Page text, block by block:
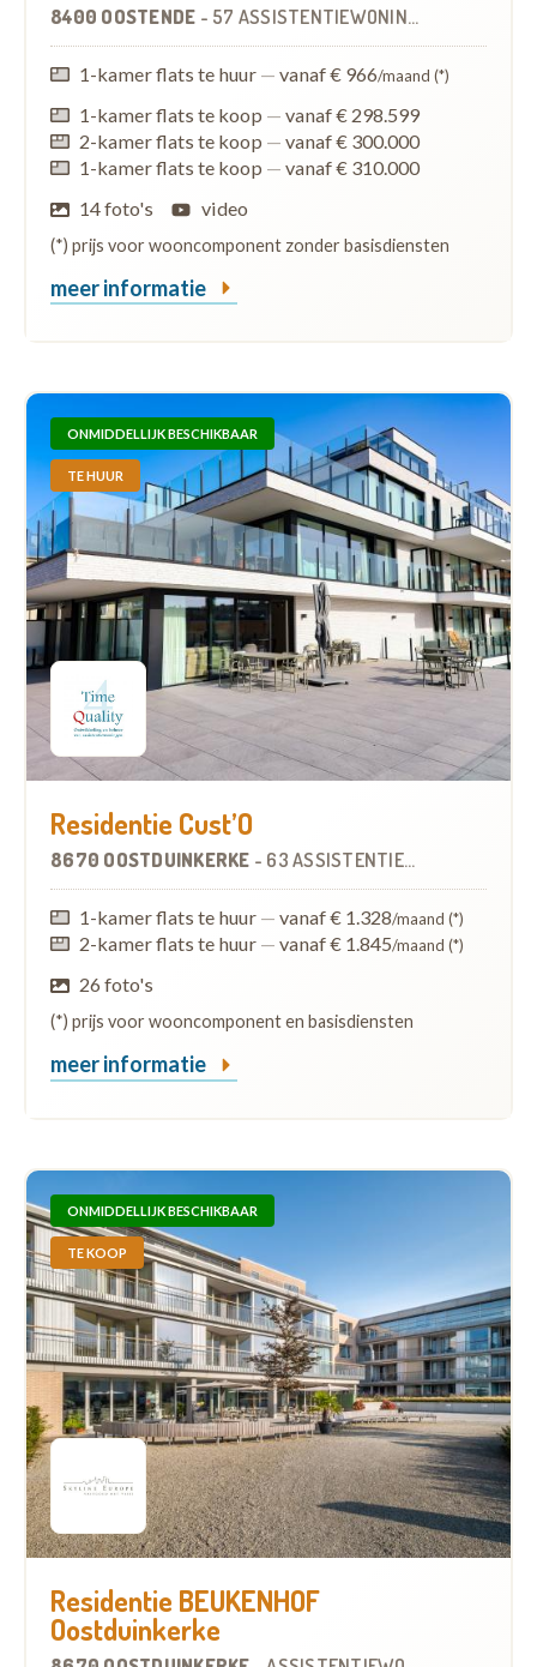
8400 OOSTENDE - 57 ASSISTENTIEWONINGEN
1-kamer flats te huur — vanaf € 966/maand (*)
1-kamer flats te koop — vanaf € 298.599
2-kamer flats te koop — vanaf € 300.000
1-kamer flats te koop — vanaf € 310.000
14 foto's
video
(*) prijs voor wooncomponent zonder basisdiensten
meer informatie
ONMIDDELLIJK BESCHIKBAAR
TE HUUR
Residentie Cust’O
8670 OOSTDUINKERKE - 63 ASSISTENTIEWONINGEN
1-kamer flats te huur — vanaf € 1.328/maand (*)
2-kamer flats te huur — vanaf € 1.845/maand (*)
26 foto's
(*) prijs voor wooncomponent en basisdiensten
meer informatie
ONMIDDELLIJK BESCHIKBAAR
TE KOOP
Residentie BEUKENHOF
Oostduinkerke